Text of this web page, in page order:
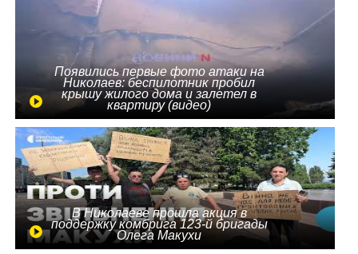
Появились первые фото атаки на
Николаев: беспилотник пробил
крышу жилого дома и залетел в
квартиру (видео)
В Николаеве прошла акция в
поддержку комбрига 123-й бригады
Олега Макухи